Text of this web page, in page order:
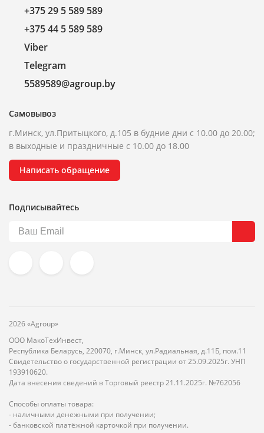
+375 29 5 589 589
+375 44 5 589 589
Viber
Telegram
5589589@agroup.by
Самовывоз
г.Минск, ул.Притыцкого, д.105 в будние дни с 10.00 до 20.00;
в выходные и праздничные с 10.00 до 18.00
Написать обращение
Подписывайтесь
2026 «Agroup»
ООО МакоТехИнвест,
Республика Беларусь, 220070, г.Минск, ул.Радиальная, д.11Б, пом.11
Свидетельство о государственной регистрации от 25.09.2025г. УНП
193910620.
Дата внесения сведений в Торговый реестр 21.11.2025г. №762056
Способы оплаты товара:
- наличными денежными при получении;
- банковской платёжной карточкой при получении.